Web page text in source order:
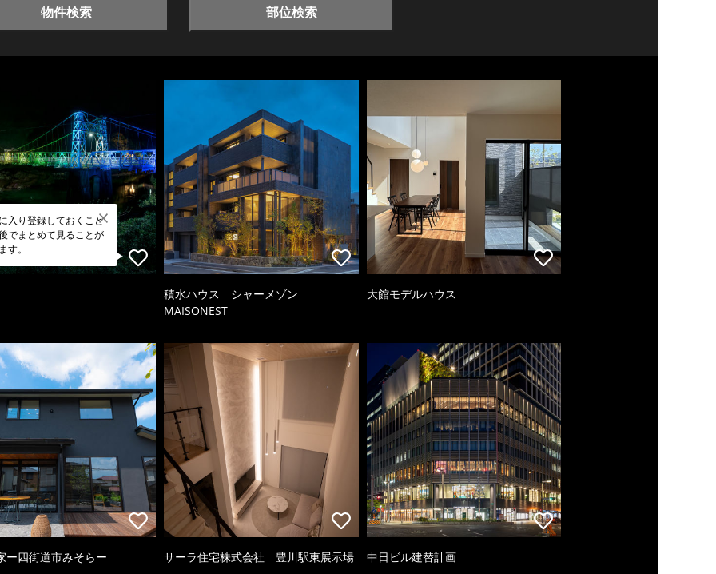
物件検索 部位検索
入り登録しておくこと
でまとめて見ることが
す。
積水ハウス シャーメゾン
MAISONEST
大館モデルハウス
ー四街道市みそらー サーラ住宅株式会社 豊川駅東展示場 中日ビル建替計画